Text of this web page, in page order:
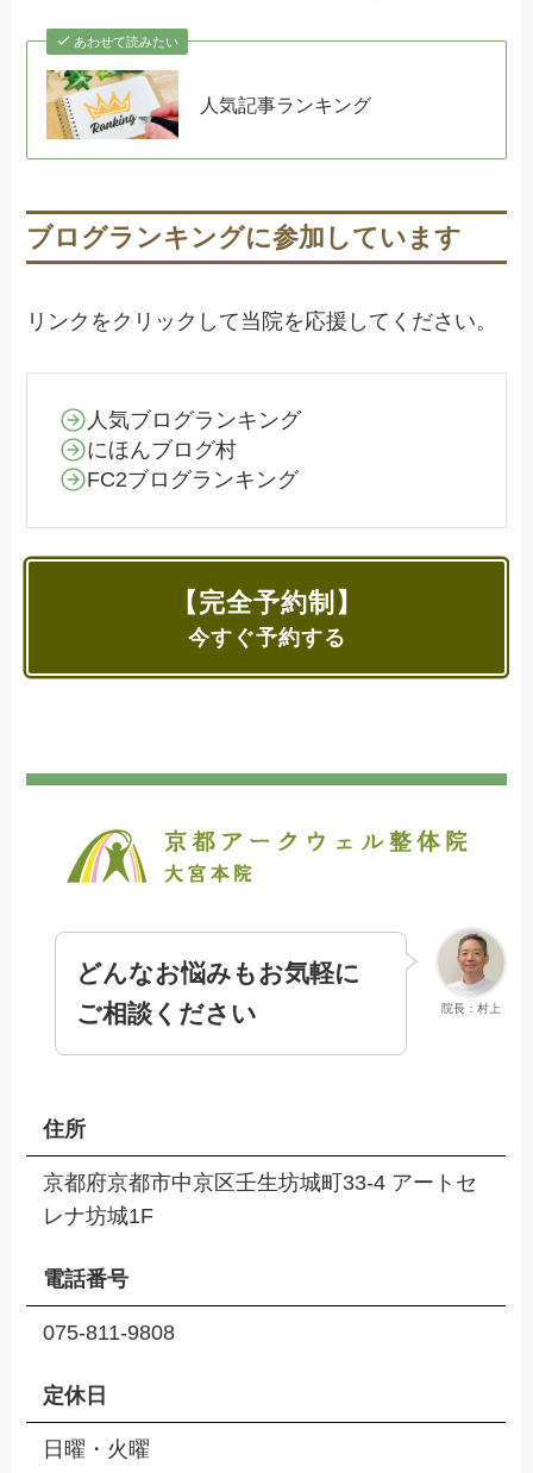
あわせて読みたい
人気記事ランキング
ブログランキングに参加しています
リンクをクリックして当院を応援してください。
人気ブログランキング
にほんブログ村
FC2ブログランキング
【完全予約制】
今すぐ予約する
院長：村上
どんなお悩みもお気軽に
ご相談ください
住所
京都府京都市中京区壬生坊城町33-4 アートセ
レナ坊城1F
電話番号
075-811-9808
定休日
日曜・火曜